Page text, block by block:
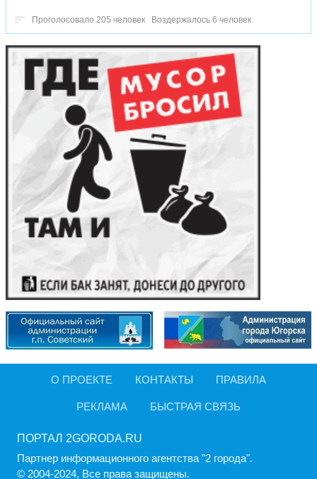
Проголосовало 205 человек Воздержалось 6 человек
О ПРОЕКТЕ КОНТАКТЫ ПРАВИЛА
РЕКЛАМА БЫСТРАЯ СВЯЗЬ
ПОРТАЛ 2GORODA.RU
Партнер информационного агентства "2 города".
© 2004-2024, Все права защищены.